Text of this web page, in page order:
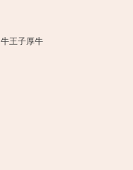
牛王子厚牛